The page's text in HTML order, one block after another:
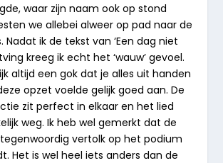
waar zijn naam ook op stond
we allebei alweer op pad naar de
Nadat ik de tekst van ‘Een dag niet
kreeg ik echt het ‘wauw’ gevoel.
altijd een gok dat je alles uit handen
opzet voelde gelijk goed aan. De
zit perfect in elkaar en het lied
weg. Ik heb wel gemerkt dat de
vertolk op het podium
Het is wel heel iets anders dan de